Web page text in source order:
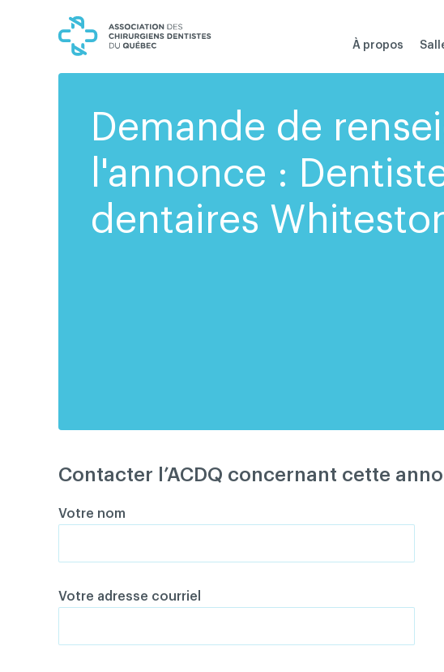
À propos
Demande de
l'annonce :
dentaires
Contacter l’ACDQ concernant cette
Votre nom
Votre adresse courriel